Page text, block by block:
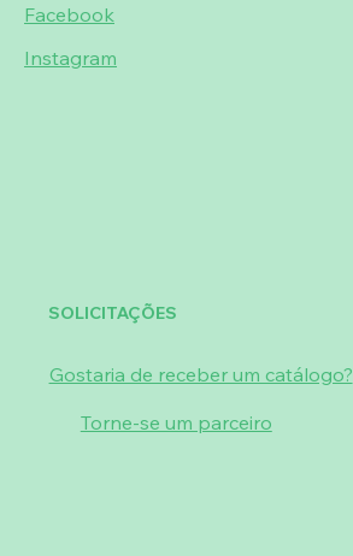
Facebook
Instagram
SOLICITAÇÕES
Gostaria de receber um catálogo?
Torne-se um parceiro